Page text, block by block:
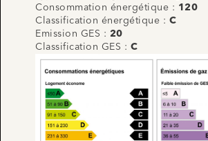
Consommation énergétique : 120
Classification énergétique : C
Emission GES : 20
Classification GES : C